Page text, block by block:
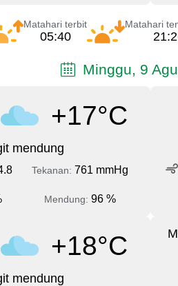
Matahari terbit
05:40
Matahari
Minggu, 9
+17°C
mendung
Tekanan: 761 mmHg
Mendung: 96 %
+18°C
mendung